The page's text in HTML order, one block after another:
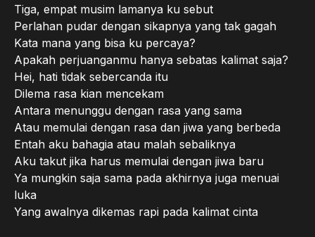
Tiga, empat musim lamanya ku sebut
Perlahan pudar dengan sikapnya yang tak gagah
Kata mana yang bisa ku percaya?
Apakah perjuanganmu hanya sebatas kalimat saja?
Hei, hati tidak sebercanda itu
Dilema rasa kian mencekam
Antara menunggu dengan rasa yang sama
Atau memulai dengan rasa dan jiwa yang berbeda
Entah aku bahagia atau malah sebaliknya
Aku takut jika harus memulai dengan jiwa baru
Ya mungkin saja sama pada akhirnya juga menuai
luka
Yang awalnya dikemas rapi pada kalimat cinta